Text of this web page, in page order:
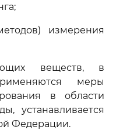
измерения
веществ, в
меры
в области
устанавливается
Федерации.